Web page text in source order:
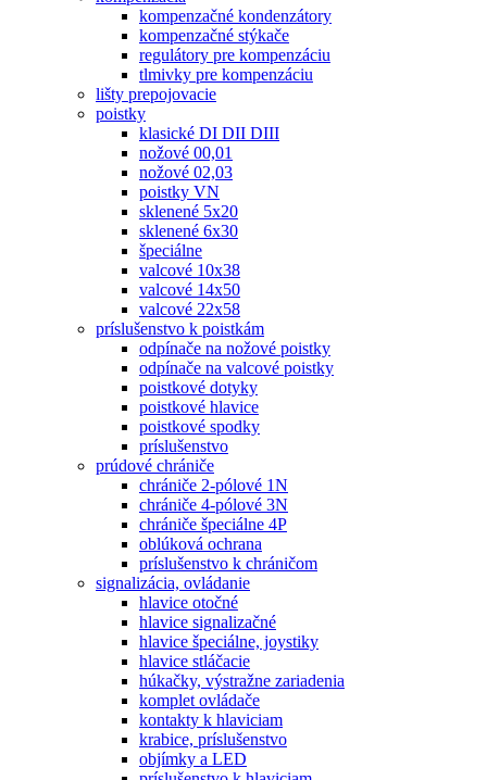
kompenzačné kondenzátory
kompenzačné stýkače
regulátory pre kompenzáciu
tlmivky pre kompenzáciu
lišty prepojovacie
poistky
klasické DI DII DIII
nožové 00,01
nožové 02,03
poistky VN
sklenené 5x20
sklenené 6x30
špeciálne
valcové 10x38
valcové 14x50
valcové 22x58
príslušenstvo k poistkám
odpínače na nožové poistky
odpínače na valcové poistky
poistkové dotyky
poistkové hlavice
poistkové spodky
príslušenstvo
prúdové chrániče
chrániče 2-pólové 1N
chrániče 4-pólové 3N
chrániče špeciálne 4P
oblúková ochrana
príslušenstvo k chráničom
signalizácia, ovládanie
hlavice otočné
hlavice signalizačné
hlavice špeciálne, joystiky
hlavice stláčacie
húkačky, výstražne zariadenia
komplet ovládače
kontakty k hlaviciam
krabice, príslušenstvo
objímky a LED